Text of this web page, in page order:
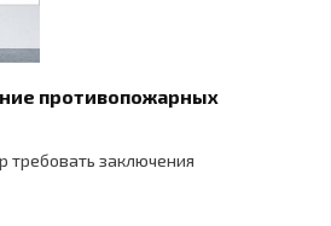
противопожарных
требовать заключения